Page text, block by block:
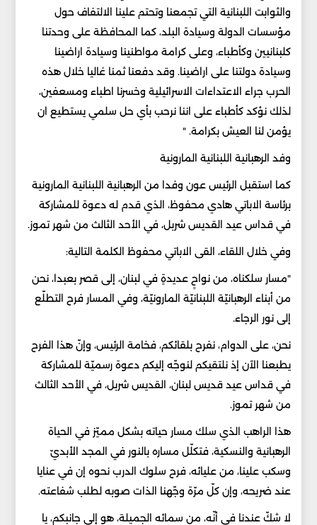
والثوابت اللبنانية التي تجمعنا وتحتم علينا الالتفاف حول
مؤسسات الدولة وسيادة البلد، كما المحافظة على وحدتنا
كلبنانيين وكأطباء، وعلى كرامة مواطنينا وسيادة اراضينا
وسيادة دولتنا على اراضينا. وقد دفعنا ثمنا غاليا خلال هذه
الحرب جراء الاعتداءات الاسرائيلية وخسرنا اطباء ومسعفين،
لذلك نؤكد كأطباء على اننا نرحب بأي حل سلمي يستطيع ان
يؤمن لنا العيش بكرامة. "
وفد الرهبانية اللبنانية المارونية
كما استقبل الرئيس عون وفدا من الرهبانية اللبنانية المارونية
برئاسة الاباتي هادي محفوظ، الذي قدم له دعوة للمشاركة
في قداس عيد القديس شربل، في الأحد الثالث من شهر تموز.
وفي خلال اللقاء، القى الاباتي محفوظ الكلمة التالية:
"مسار سلكناه، من نواحٍ عديدةٍ في لبنان، إلى قصر بعبدا، نحن
من أبناء الرهبانيّة اللبنانيّة المارونيّة، وفي المسار فرح التطلّع
إلى نور الرجاء.
نحن، على الدوام، نفرح بلقائكم، فخامة الرئيس، وإنّ هذا الفرح
يطبعنا الآن إذ نلتقيكم لنوجّه إليكم دعوة رسميّة للمشاركة
في قداس عيد قديس لبنان، القديس شربل، في الأحد الثالث
من شهر تموز.
هذا الراهب الذي سلك مسار حياته بشكل مميّز في الحياة
الرهبانية والنسكية، فتكلّل مساره بالنور في المجد الأبديّ
وسكب علينا، من عليائه، فرح سلوك الدرب نحوه إن في عنايا
عند ضريحه، وإن كلّ مرّة وجّهنا الذات صوبه لطلب شفاعته.
لا شكّ عندنا في أنّه، من سمائه الجميلة، هو إلى جانبكم، يا